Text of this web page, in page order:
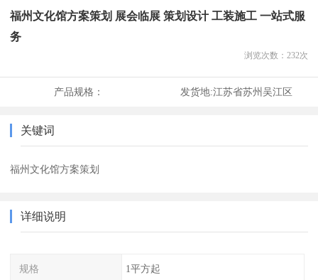
福州文化馆方案策划 展会临展 策划设计 工装施工 一站式服
务
浏览次数： 232次
产品规格： 发货地:江苏省苏州吴江区
关键词
福州文化馆方案策划
详细说明
规格 1平方起